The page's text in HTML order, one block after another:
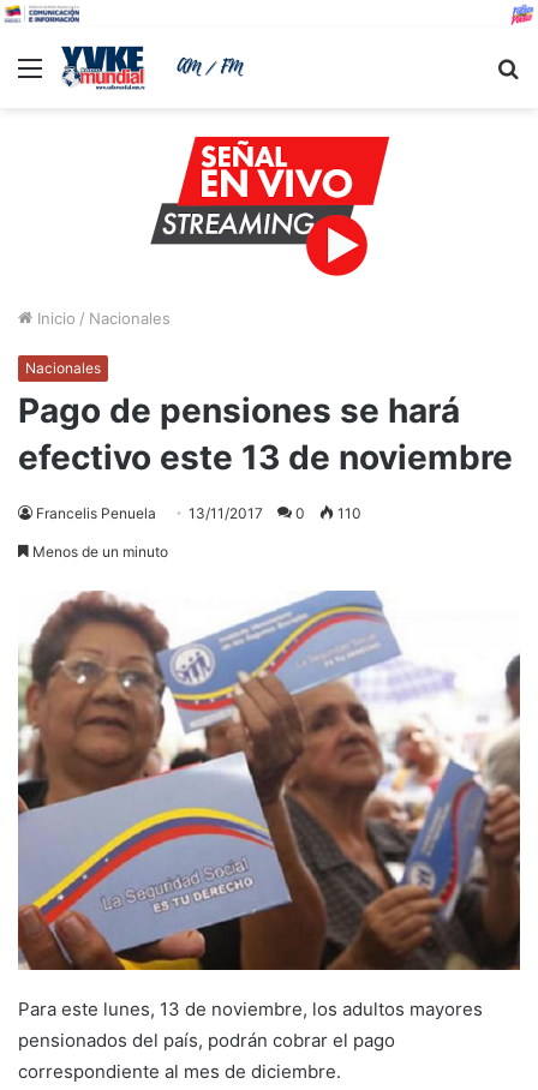
Menu
Inicio / Nacionales
Nacionales
Pago de pensiones se hará
efectivo este 13 de noviembre
Francelis Penuela 13/11/2017 0 110
Menos de un minuto
Para este lunes, 13 de noviembre, los adultos mayores
pensionados del país, podrán cobrar el pago
correspondiente al mes de diciembre.